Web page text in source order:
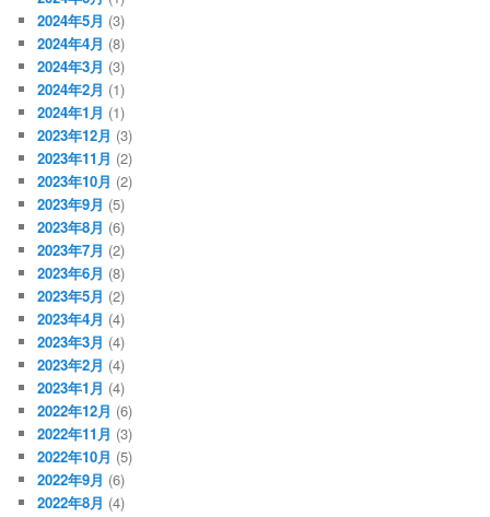
2024年5月 (3)
2024年4月 (8)
2024年3月 (3)
2024年2月 (1)
2024年1月 (1)
2023年12月 (3)
2023年11月 (2)
2023年10月 (2)
2023年9月 (5)
2023年8月 (6)
2023年7月 (2)
2023年6月 (8)
2023年5月 (2)
2023年4月 (4)
2023年3月 (4)
2023年2月 (4)
2023年1月 (4)
2022年12月 (6)
2022年11月 (3)
2022年10月 (5)
2022年9月 (6)
2022年8月 (4)